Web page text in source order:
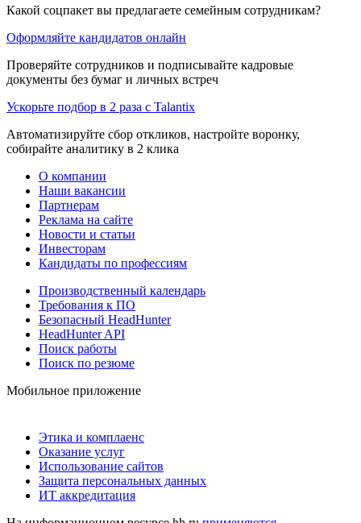
Какой соцпакет вы предлагаете семейным сотрудникам?
Оформляйте кандидатов онлайн
Проверяйте сотрудников и подписывайте кадровые
документы без бумаг и личных встреч
Ускорьте подбор в 2 раза с Talantix
Автоматизируйте сбор откликов, настройте воронку,
собирайте аналитику в 2 клика
О компании
Наши вакансии
Партнерам
Реклама на сайте
Новости и статьи
Инвесторам
Кандидаты по профессиям
Производственный календарь
Требования к ПО
Безопасный HeadHunter
HeadHunter API
Поиск работы
Поиск по резюме
Мобильное приложение
Этика и комплаенс
Оказание услуг
Использование сайтов
Защита персональных данных
ИТ аккредитация